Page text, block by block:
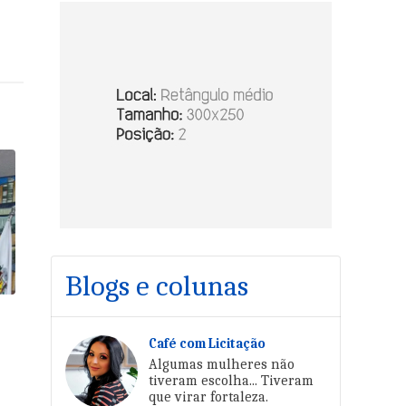
Blogs e colunas
Café com Licitação
Algumas mulheres não
tiveram escolha... Tiveram
que virar fortaleza.